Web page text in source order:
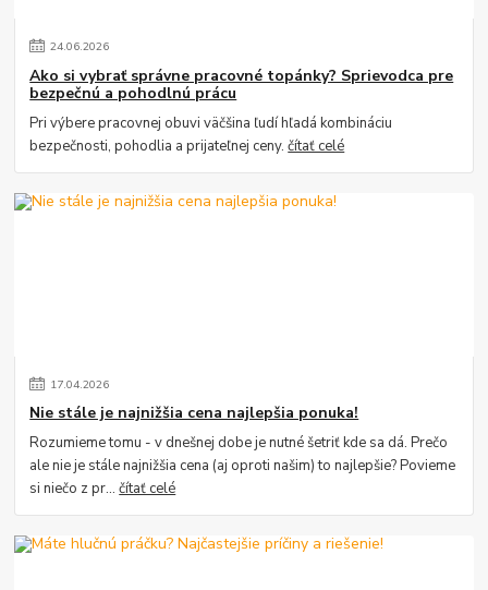
24.06.2026
Ako si vybrať správne pracovné topánky? Sprievodca pre
bezpečnú a pohodlnú prácu
Pri výbere pracovnej obuvi väčšina ľudí hľadá kombináciu
bezpečnosti, pohodlia a prijateľnej ceny.čítať celé
17.04.2026
Nie stále je najnižšia cena najlepšia ponuka!
Rozumieme tomu - v dnešnej dobe je nutné šetriť kde sa dá. Prečo
ale nie je stále najnižšia cena (aj oproti našim) to najlepšie? Povieme
si niečo z pr...čítať celé